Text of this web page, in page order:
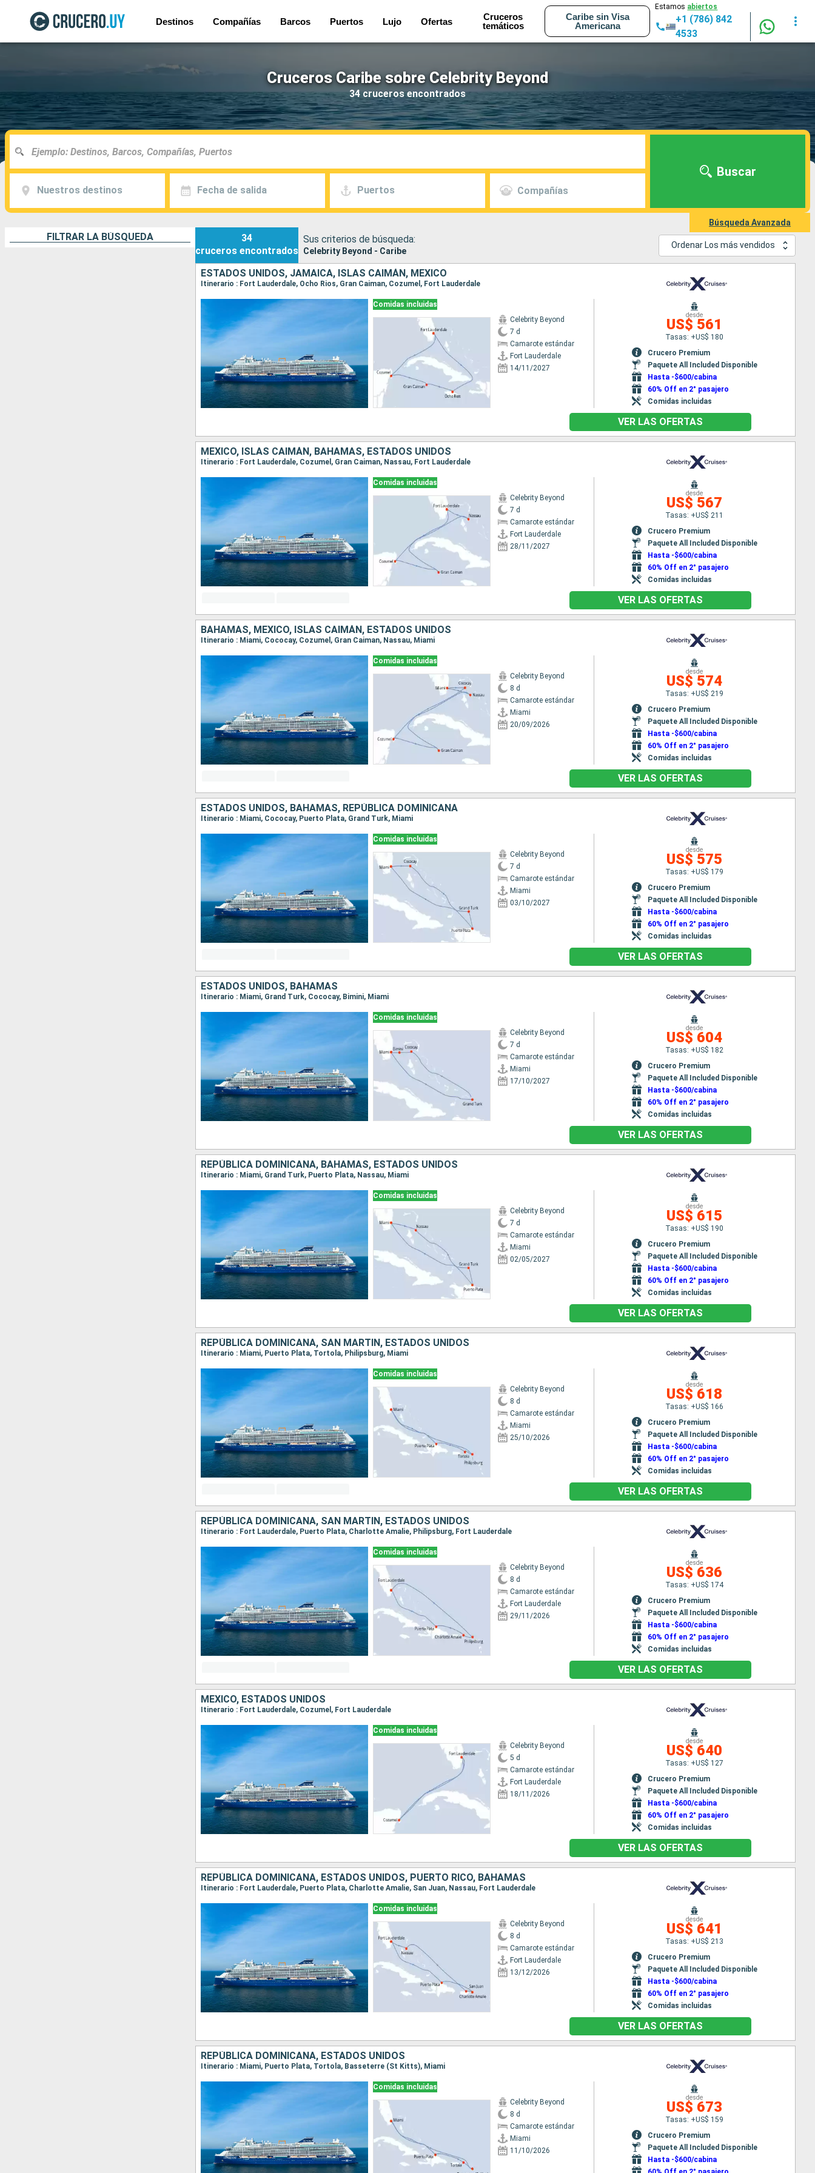
Destinos Compañías Barcos Puertos Lujo Ofertas
Cruceros
temáticos
Caribe sin Visa
Americana
Estamos abiertos
+1 (786) 842
4533
Cruceros Caribe sobre Celebrity Beyond
34 cruceros encontrados
Nuestros destinos Fecha de salida Puertos Compañías
Buscar
Búsqueda Avanzada
FILTRAR LA BÚSQUEDA
34
cruceros encontrados
Sus criterios de búsqueda:
Celebrity Beyond - Caribe
Ordenar Los más vendidos
ESTADOS UNIDOS, JAMAICA, ISLAS CAIMÁN, MÉXICO
Itinerario : Fort Lauderdale, Ocho Rios, Gran Caiman, Cozumel, Fort Lauderdale
Comidas incluidas
Celebrity Beyond
7 d
Camarote estándar
Fort Lauderdale
14/11/2027
desde
US$ 561
Tasas: +US$ 180
Crucero Premium
Paquete All Included Disponible
Hasta -$600/cabina
60% Off en 2° pasajero
Comidas incluidas
VER LAS OFERTAS
MÉXICO, ISLAS CAIMÁN, BAHAMAS, ESTADOS UNIDOS
Itinerario : Fort Lauderdale, Cozumel, Gran Caiman, Nassau, Fort Lauderdale
Comidas incluidas
Celebrity Beyond
7 d
Camarote estándar
Fort Lauderdale
28/11/2027
desde
US$ 567
Tasas: +US$ 211
Crucero Premium
Paquete All Included Disponible
Hasta -$600/cabina
60% Off en 2° pasajero
Comidas incluidas
VER LAS OFERTAS
BAHAMAS, MÉXICO, ISLAS CAIMÁN, ESTADOS UNIDOS
Itinerario : Miami, Cococay, Cozumel, Gran Caiman, Nassau, Miami
Comidas incluidas
Celebrity Beyond
8 d
Camarote estándar
Miami
20/09/2026
desde
US$ 574
Tasas: +US$ 219
Crucero Premium
Paquete All Included Disponible
Hasta -$600/cabina
60% Off en 2° pasajero
Comidas incluidas
VER LAS OFERTAS
ESTADOS UNIDOS, BAHAMAS, REPÚBLICA DOMINICANA
Itinerario : Miami, Cococay, Puerto Plata, Grand Turk, Miami
Comidas incluidas
Celebrity Beyond
7 d
Camarote estándar
Miami
03/10/2027
desde
US$ 575
Tasas: +US$ 179
Crucero Premium
Paquete All Included Disponible
Hasta -$600/cabina
60% Off en 2° pasajero
Comidas incluidas
VER LAS OFERTAS
ESTADOS UNIDOS, BAHAMAS
Itinerario : Miami, Grand Turk, Cococay, Bimini, Miami
Comidas incluidas
Celebrity Beyond
7 d
Camarote estándar
Miami
17/10/2027
desde
US$ 604
Tasas: +US$ 182
Crucero Premium
Paquete All Included Disponible
Hasta -$600/cabina
60% Off en 2° pasajero
Comidas incluidas
VER LAS OFERTAS
REPÚBLICA DOMINICANA, BAHAMAS, ESTADOS UNIDOS
Itinerario : Miami, Grand Turk, Puerto Plata, Nassau, Miami
Comidas incluidas
Celebrity Beyond
7 d
Camarote estándar
Miami
02/05/2027
desde
US$ 615
Tasas: +US$ 190
Crucero Premium
Paquete All Included Disponible
Hasta -$600/cabina
60% Off en 2° pasajero
Comidas incluidas
VER LAS OFERTAS
REPÚBLICA DOMINICANA, SAN MARTÍN, ESTADOS UNIDOS
Itinerario : Miami, Puerto Plata, Tortola, Philipsburg, Miami
Comidas incluidas
Celebrity Beyond
8 d
Camarote estándar
Miami
25/10/2026
desde
US$ 618
Tasas: +US$ 166
Crucero Premium
Paquete All Included Disponible
Hasta -$600/cabina
60% Off en 2° pasajero
Comidas incluidas
VER LAS OFERTAS
REPÚBLICA DOMINICANA, SAN MARTÍN, ESTADOS UNIDOS
Itinerario : Fort Lauderdale, Puerto Plata, Charlotte Amalie, Philipsburg, Fort Lauderdale
Comidas incluidas
Celebrity Beyond
8 d
Camarote estándar
Fort Lauderdale
29/11/2026
desde
US$ 636
Tasas: +US$ 174
Crucero Premium
Paquete All Included Disponible
Hasta -$600/cabina
60% Off en 2° pasajero
Comidas incluidas
VER LAS OFERTAS
MÉXICO, ESTADOS UNIDOS
Itinerario : Fort Lauderdale, Cozumel, Fort Lauderdale
Comidas incluidas
Celebrity Beyond
5 d
Camarote estándar
Fort Lauderdale
18/11/2026
desde
US$ 640
Tasas: +US$ 127
Crucero Premium
Paquete All Included Disponible
Hasta -$600/cabina
60% Off en 2° pasajero
Comidas incluidas
VER LAS OFERTAS
REPÚBLICA DOMINICANA, ESTADOS UNIDOS, PUERTO RICO, BAHAMAS
Itinerario : Fort Lauderdale, Puerto Plata, Charlotte Amalie, San Juan, Nassau, Fort Lauderdale
Comidas incluidas
Celebrity Beyond
8 d
Camarote estándar
Fort Lauderdale
13/12/2026
desde
US$ 641
Tasas: +US$ 213
Crucero Premium
Paquete All Included Disponible
Hasta -$600/cabina
60% Off en 2° pasajero
Comidas incluidas
VER LAS OFERTAS
REPÚBLICA DOMINICANA, ESTADOS UNIDOS
Itinerario : Miami, Puerto Plata, Tortola, Basseterre (St Kitts), Miami
Comidas incluidas
Celebrity Beyond
8 d
Camarote estándar
Miami
11/10/2026
desde
US$ 673
Tasas: +US$ 159
Crucero Premium
Paquete All Included Disponible
Hasta -$600/cabina